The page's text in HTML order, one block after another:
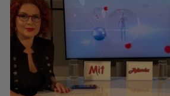
CONCACAF respinge planul FIFA de
activităților comerciale